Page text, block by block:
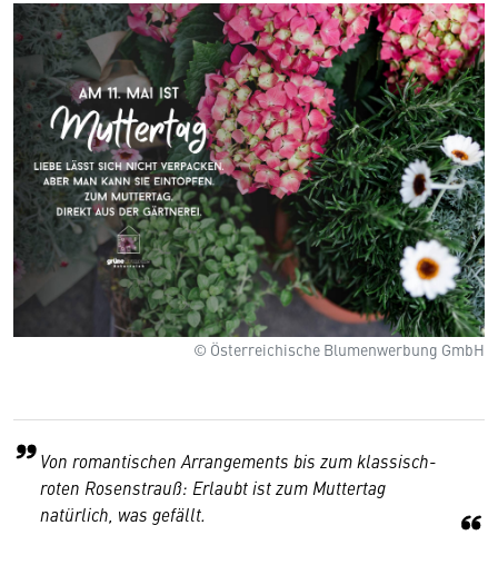
© Österreichische Blumenwerbung GmbH
Von romantischen Arrangements bis zum klassisch-
roten Rosenstrauß: Erlaubt ist zum Muttertag
natürlich, was gefällt.